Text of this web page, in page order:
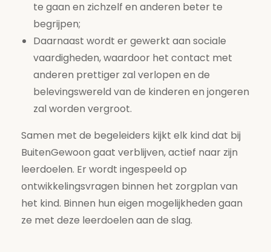
te gaan en zichzelf en anderen beter te
begrijpen;
Daarnaast wordt er gewerkt aan sociale
vaardigheden, waardoor het contact met
anderen prettiger zal verlopen en de
belevingswereld van de kinderen en jongeren
zal worden vergroot.
Samen met de begeleiders kijkt elk kind dat bij
BuitenGewoon gaat verblijven, actief naar zijn
leerdoelen. Er wordt ingespeeld op
ontwikkelingsvragen binnen het zorgplan van
het kind. Binnen hun eigen mogelijkheden gaan
ze met deze leerdoelen aan de slag.